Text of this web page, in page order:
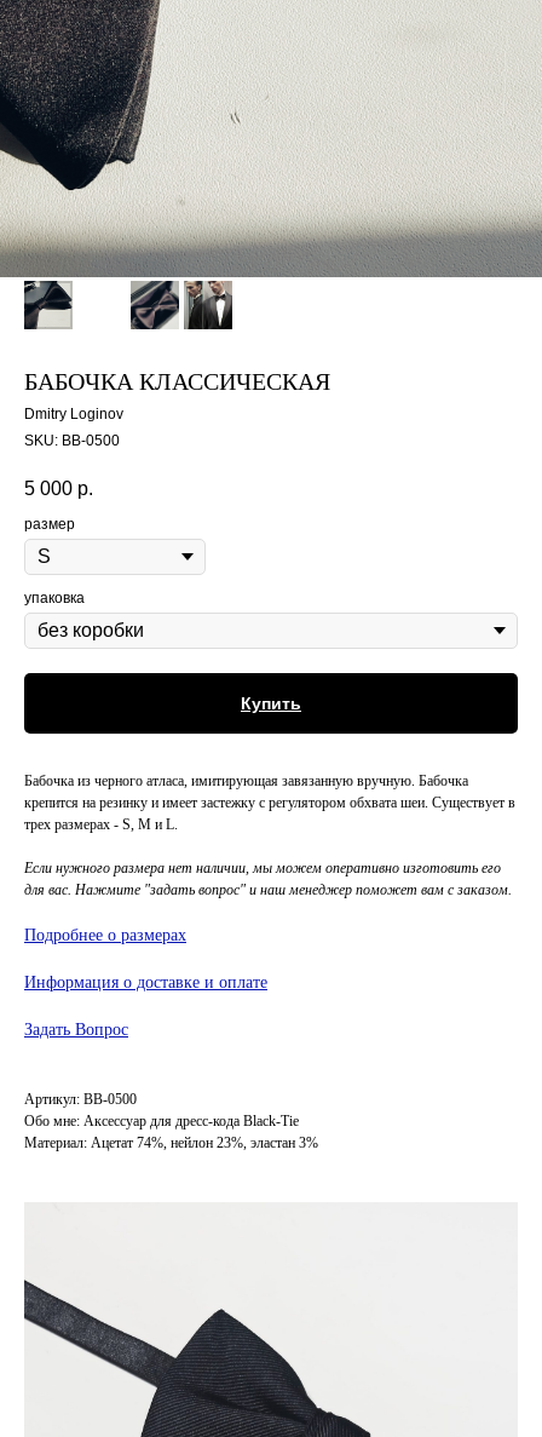
БАБОЧКА КЛАССИЧЕСКАЯ
Dmitry Loginov
SKU: BB-0500
5 000 р.
размер
упаковка
Купить
Бабочка из черного атласа, имитирующая завязанную вручную. Бабочка
крепится на резинку и имеет застежку с регулятором обхвата шеи. Существует в
трех размерах - S, M и L.
Если нужного размера нет наличии, мы можем оперативно изготовить его
для вас. Нажмите "задать вопрос" и наш менеджер поможет вам с заказом.
Подробнее о размерах
Информация о доставке и оплате
Задать Вопрос
Артикул: BB-0500
Обо мне: Аксессуар для дресс-кода Black-Tie
Материал: Ацетат 74%, нейлон 23%, эластан 3%